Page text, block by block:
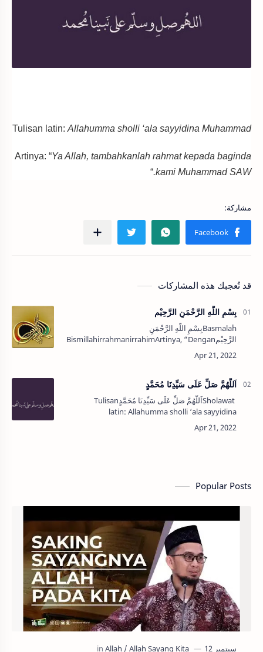
Tulisan latin: Allahumma sholli ‘ala sayyidina Muhammad
Artinya: “Ya Allah, tambahkanlah rahmat kepada baginda
kami Muhammad SAW.
“
قد تُعجبك هذه المشاركات
ِبِسْمِ اللَّهِ الرَّحْمَنِ الرَّحِيْم
Basmalahِبِسْمِ اللَّهِ الرَّحْمَنِ
الرَّحِيْمBismillahirrahmanirrahimArtinya, “Dengan
menyebut nama Allah Yang Maha Pengasih lagi
Maha Penyayang”.…
اَللَّهُمَّ صَلِّ عَلَى سَيِّدِنَا مُحَمَّدٍ
Sholawatاَللَّهُمَّ صَلِّ عَلَى سَيِّدِنَا مُحَمَّدٍTulisan
latin: Allahumma sholli ‘ala sayyidina
MuhammadArtinya: “Ya Allah, tambahkanlah
rahmat kepada baginda kami Mu…
Popular Posts